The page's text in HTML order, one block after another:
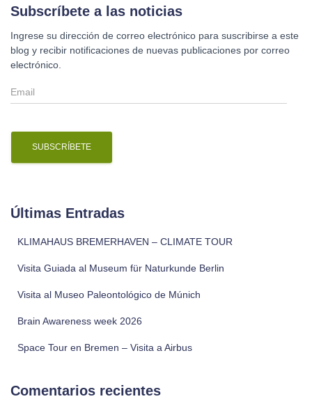
r
Subscríbete a las noticias
Ingrese su dirección de correo electrónico para suscribirse a este
blog y recibir notificaciones de nuevas publicaciones por correo
electrónico.
E
m
i
Últimas Entradas
KLIMAHAUS BREMERHAVEN – CLIMATE TOUR
Visita Guiada al Museum für Naturkunde Berlin
Visita al Museo Paleontológico de Múnich
Brain Awareness week 2026
Space Tour en Bremen – Visita a Airbus
Comentarios recientes